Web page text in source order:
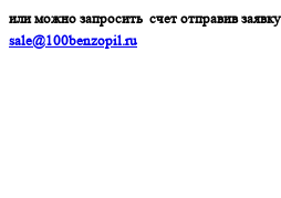
или можно запросить счет отправив
sale@100benzopil.ru